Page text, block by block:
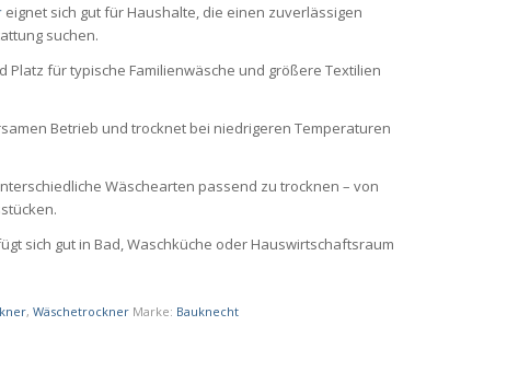
eignet sich gut für Haushalte, die einen zuverlässigen
suchen.
Platz für typische Familienwäsche und größere Textilien
Betrieb und trocknet bei niedrigeren Temperaturen
Wäschearten passend zu trocknen – von
sich gut in Bad, Waschküche oder Hauswirtschaftsraum
,Wäschetrockner Marke: Bauknecht